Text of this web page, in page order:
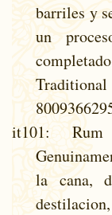
barriles y
un
it101: Rum
la cana,